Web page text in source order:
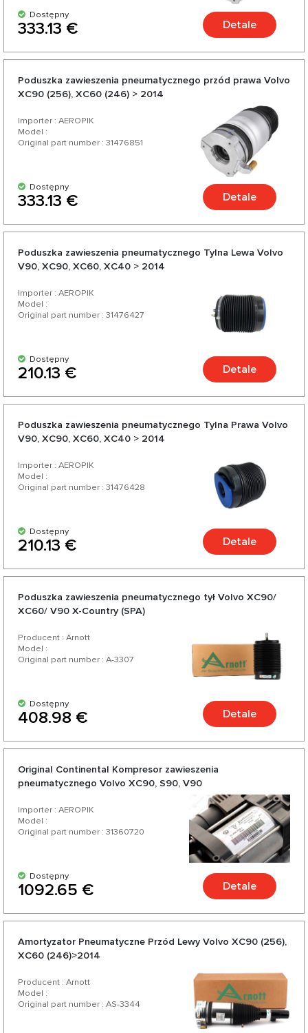
ponad 200 produktów do Twojego samochodu.
Dostępny
333.13 € Detale
Poduszka zawieszenia pneumatycznego przód prawa Volvo
XC90 (256), XC60 (246) > 2014
Importer : AEROPIK
Model :
Original part number : 31476851
Dostępny
333.13 € Detale
Poduszka zawieszenia pneumatycznego Tylna Lewa Volvo
V90, XC90, XC60, XC40 > 2014
Importer : AEROPIK
Model :
Original part number : 31476427
Dostępny
210.13 € Detale
Poduszka zawieszenia pneumatycznego Tylna Prawa Volvo
V90, XC90, XC60, XC40 > 2014
Importer : AEROPIK
Model :
Original part number : 31476428
Dostępny
210.13 € Detale
Poduszka zawieszenia pneumatycznego tył Volvo XC90/
XC60/ V90 X-Country (SPA)
Producent : Arnott
Model :
Original part number : A-3307
Dostępny
408.98 € Detale
Original Continental Kompresor zawieszenia
pneumatycznego Volvo XC90, S90, V90
Importer : AEROPIK
Model :
Original part number : 31360720
Dostępny
1092.65 € Detale
Amortyzator Pneumatyczne Przód Lewy Volvo XC90 (256),
XC60 (246)>2014
Producent : Arnott
Model :
Original part number : AS-3344